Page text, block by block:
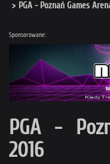
PGA - Poznań Games
Sponsorowane:
PGA -
2016